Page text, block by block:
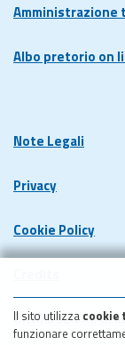
Il sito utilizza cookie
funzionare
Amministrazione
Albo pretorio on
Note Legali
Privacy
Cookie Policy
Dichiarazione di